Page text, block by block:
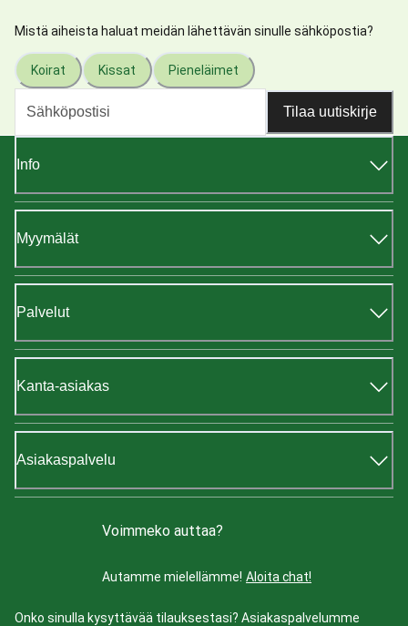
Mistä aiheista haluat meidän lähettävän sinulle sähköpostia?
Koirat Kissat Pieneläimet
Tilaa uutiskirje
Info
Myymälät
Palvelut
Kanta-asiakas
Asiakaspalvelu
Voimmeko auttaa?
Autamme mielellämme! Aloita chat!
Onko sinulla kysyttävää tilauksestasi? Asiakaspalvelumme